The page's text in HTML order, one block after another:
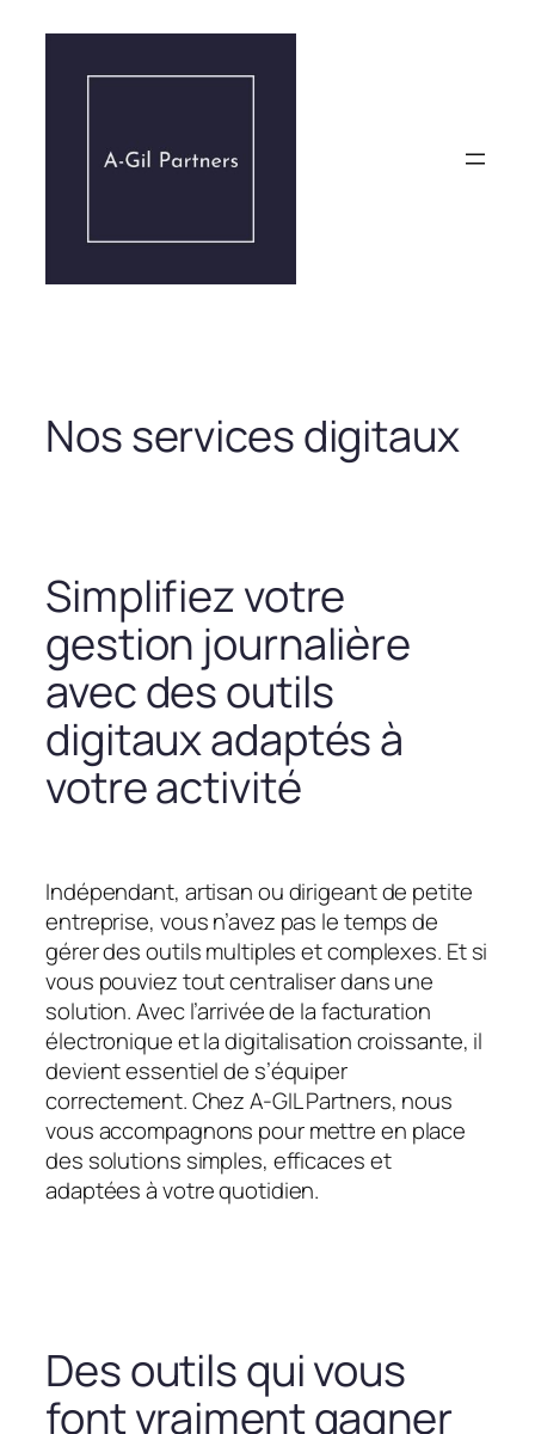
contenu
Nos services digitaux
Simplifiez votre
gestion journalière
avec des outils
digitaux adaptés à
votre activité
Indépendant, artisan ou dirigeant de petite
entreprise, vous n’avez pas le temps de
gérer des outils multiples et complexes. Et si
vous pouviez tout centraliser dans une
solution. Avec l’arrivée de la facturation
électronique et la digitalisation croissante, il
devient essentiel de s’équiper
correctement. Chez A-GIL Partners, nous
vous accompagnons pour mettre en place
des solutions simples, efficaces et
adaptées à votre quotidien.
Des outils qui vous
font vraiment gagner